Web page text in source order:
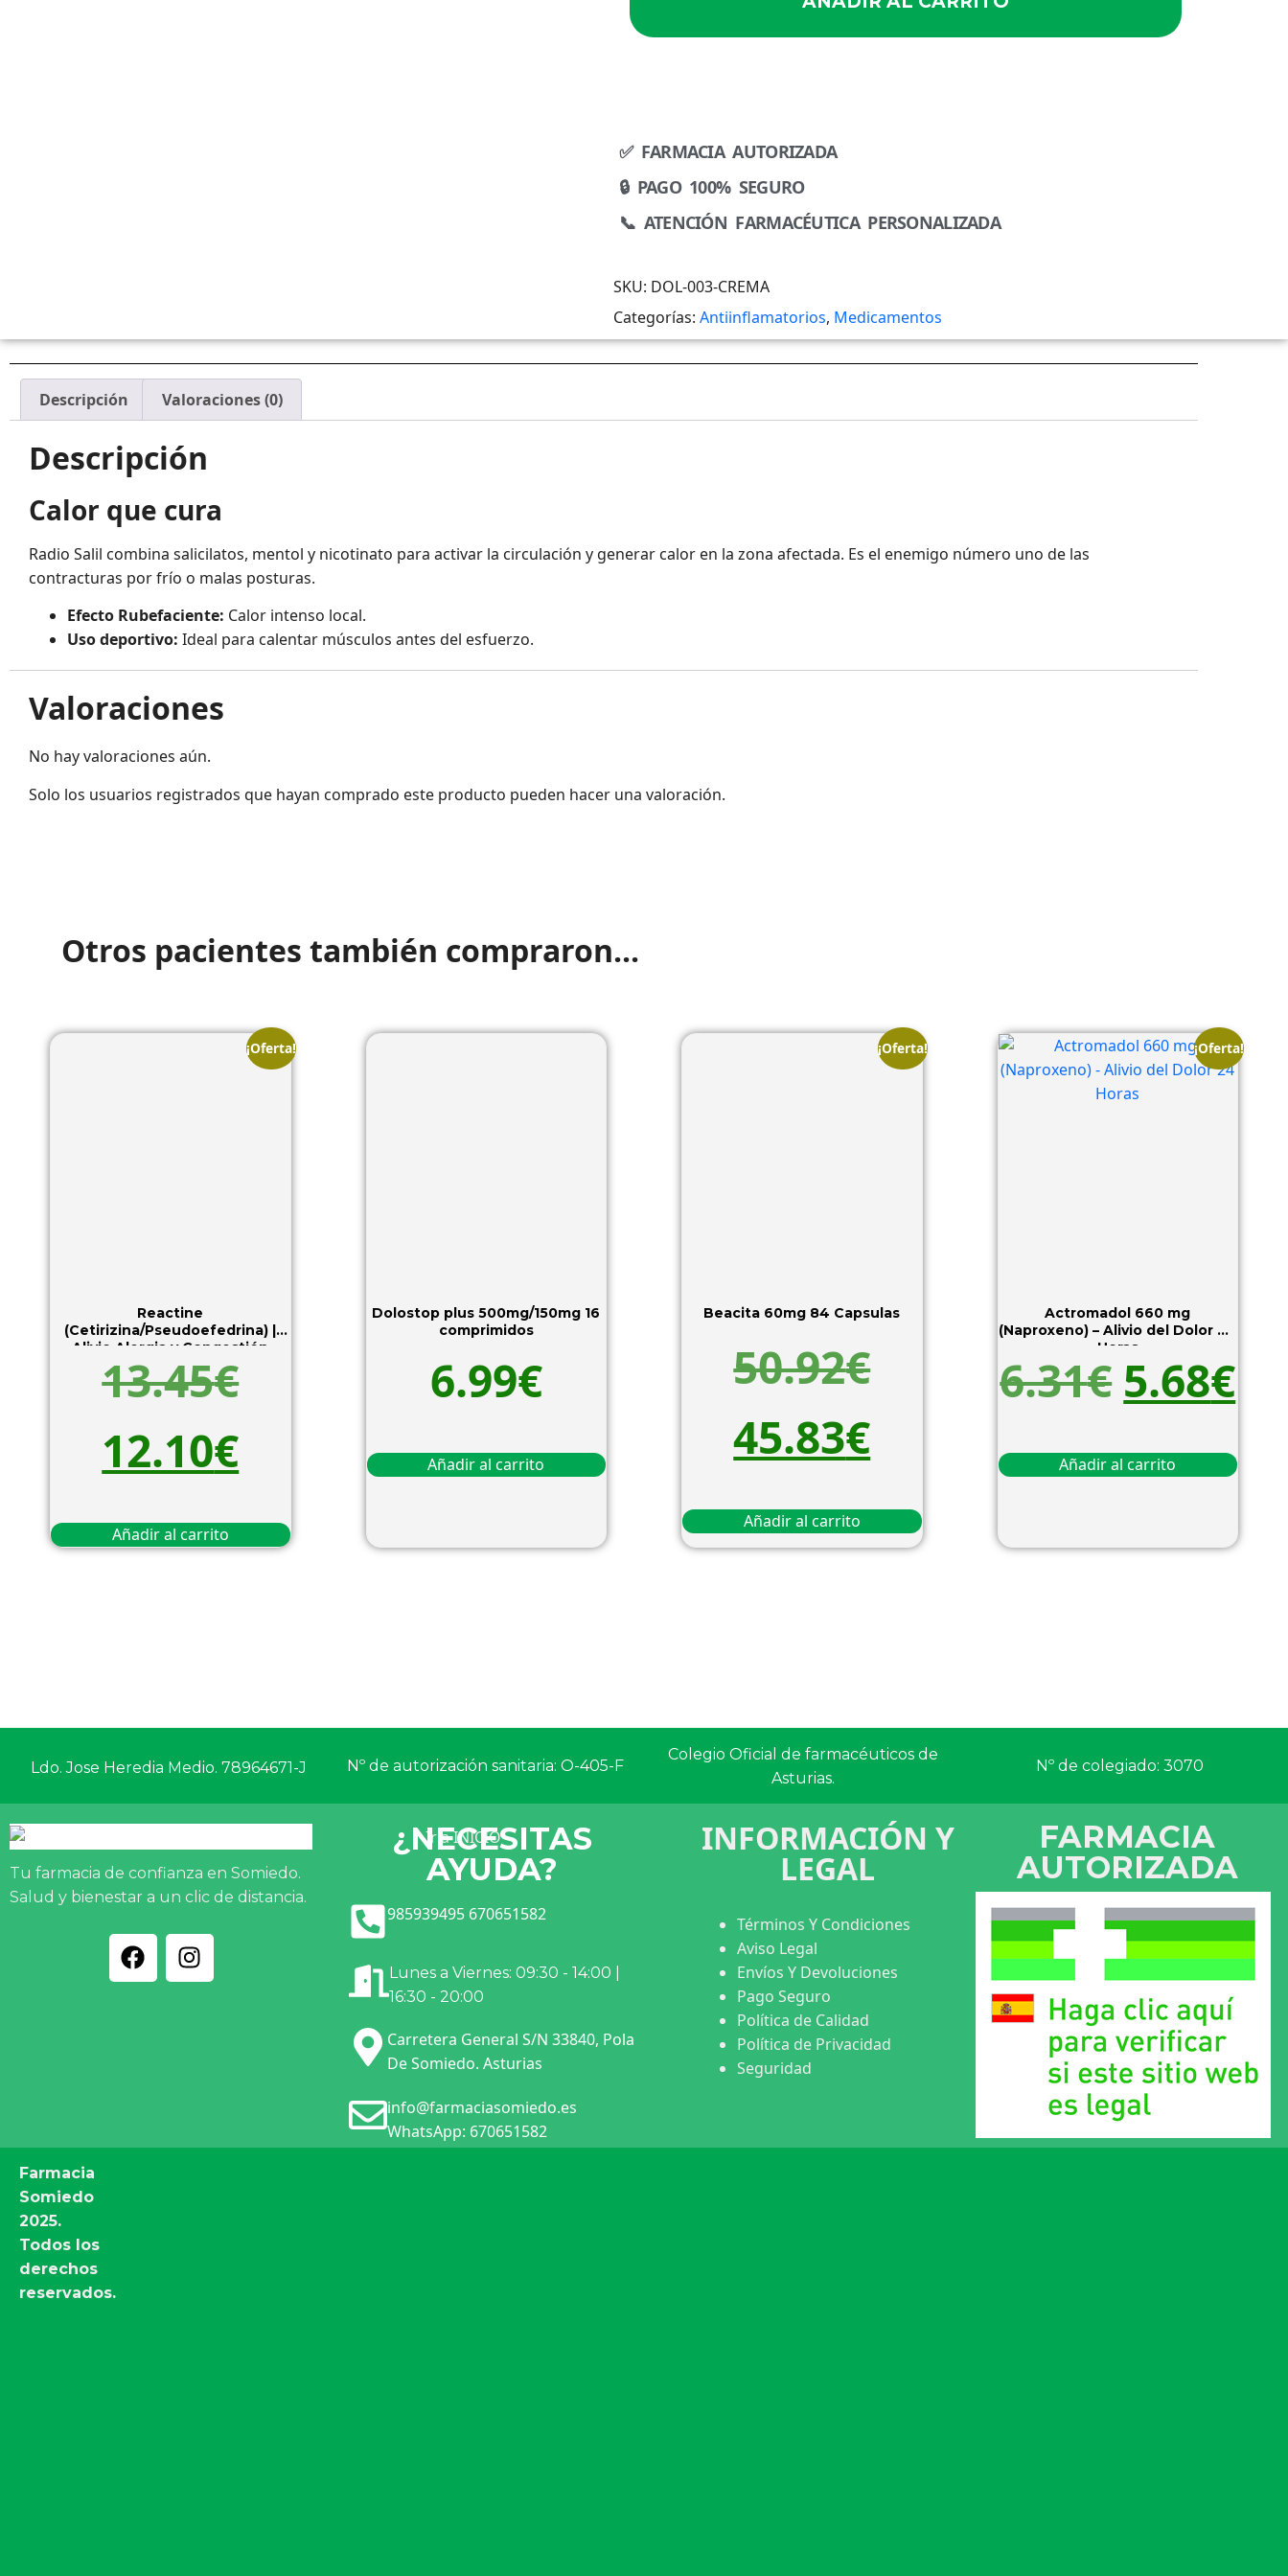
✅ FARMACIA AUTORIZADA
🔒 PAGO 100% SEGURO
📞 ATENCIÓN FARMACÉUTICA PERSONALIZADA
SKU: DOL-003-CREMA
Categorías: Antiinflamatorios, Medicamentos
Descripción Valoraciones (0)
Descripción
Calor que cura
Radio Salil combina salicilatos, mentol y nicotinato para activar la circulación y generar calor en la zona afectada. Es el enemigo número uno de las
contracturas por frío o malas posturas.
Efecto Rubefaciente: Calor intenso local.
Uso deportivo: Ideal para calentar músculos antes del esfuerzo.
Valoraciones
No hay valoraciones aún.
Solo los usuarios registrados que hayan comprado este producto pueden hacer una valoración.
Otros pacientes también compraron...
¡Oferta!
Reactine
(Cetirizina/Pseudoefedrina) |
Alivio Alergia y Congestión
Nasal
13.45€
12.10€
Añadir al carrito
Dolostop plus 500mg/150mg 16
comprimidos
6.99€
Añadir al carrito
¡Oferta!
Beacita 60mg 84 Capsulas
50.92€
45.83€
Añadir al carrito
¡Oferta!
Actromadol 660 mg
(Naproxeno) – Alivio del Dolor 24
Horas
6.31€ 5.68€
Añadir al carrito
Ldo. Jose Heredia Medio. 78964671-J Nº de autorización sanitaria: O-405-F
Colegio Oficial de farmacéuticos de
Asturias.
Nº de colegiado: 3070
Tu farmacia de confianza en Somiedo.
Salud y bienestar a un clic de distancia.
¿NECESITAS
AYUDA?
985939495 670651582
Lunes a Viernes: 09:30 - 14:00 |
16:30 - 20:00
Carretera General S/N 33840, Pola
De Somiedo. Asturias
info@farmaciasomiedo.es
WhatsApp: 670651582
INFORMACIÓN Y
LEGAL
Términos Y Condiciones
Aviso Legal
Envíos Y Devoluciones
Pago Seguro
Política de Calidad
Política de Privacidad
Seguridad
FARMACIA
AUTORIZADA
Farmacia
Somiedo
2025.
Todos los
derechos
reservados.